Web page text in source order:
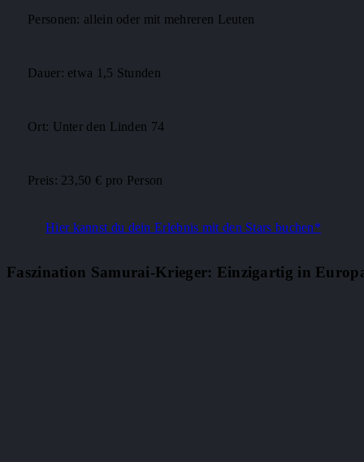
Personen: allein oder mit mehreren Leuten
Dauer: etwa 1,5 Stunden
Ort: Unter den Linden 74
Preis: 23,50 € pro Person
Hier kannst du dein Erlebnis mit den Stars buchen*
Faszination Samurai-Krieger: Einzigartig in